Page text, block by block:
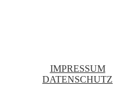
IMPRESSUM
DATENSCHUTZ